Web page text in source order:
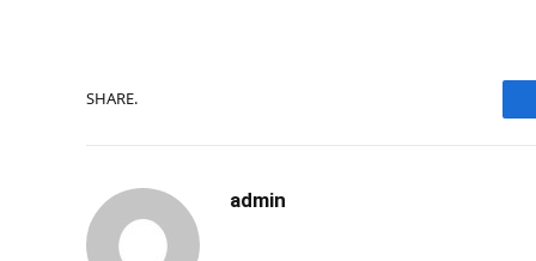
SHARE.
admin